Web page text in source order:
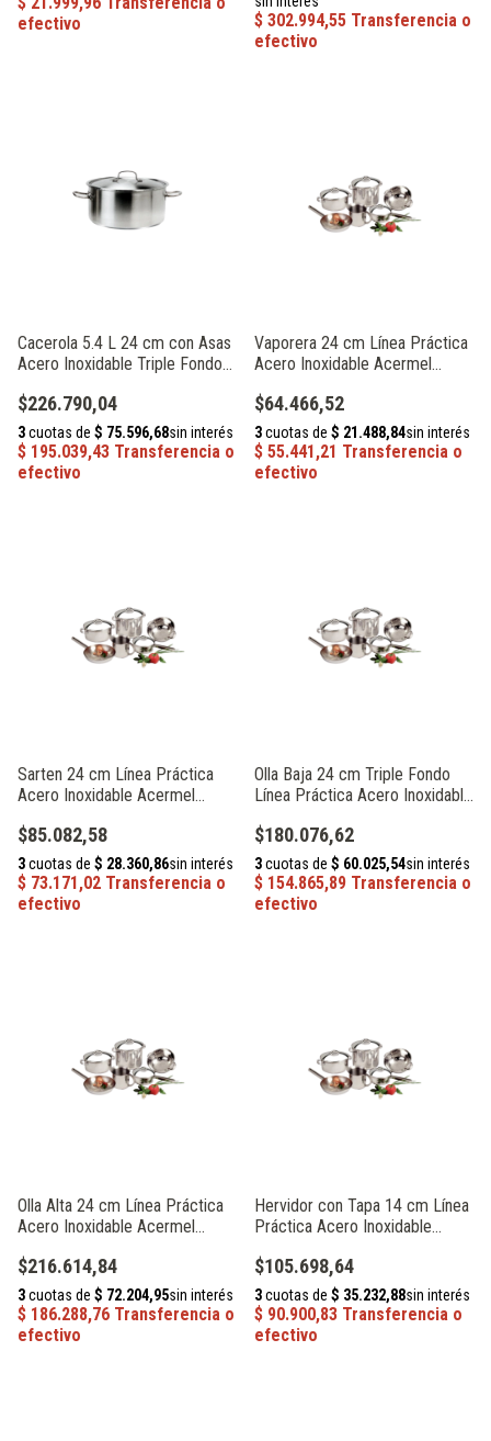
Cacerola 5.4 L 24 cm con Asas
Acero Inoxidable Triple Fondo
$226.790,04
Vaporera 24 cm Línea Práctica
Acero Inoxidable Acermel
$64.466,52
Sarten 24 cm Línea Práctica
Acero Inoxidable Acermel
$85.082,58
Olla Baja 24 cm Triple Fondo
Línea Práctica Acero Inoxidable
$180.076,62
Olla Alta 24 cm Línea Práctica
Acero Inoxidable Acermel
$216.614,84
Hervidor con Tapa 14 cm Línea
Práctica Acero Inoxidable
$105.698,64